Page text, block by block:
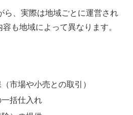
ら、実際は地域ごとに運営され
も地域によって異なります。
市場や小売との取引）
括仕入れ